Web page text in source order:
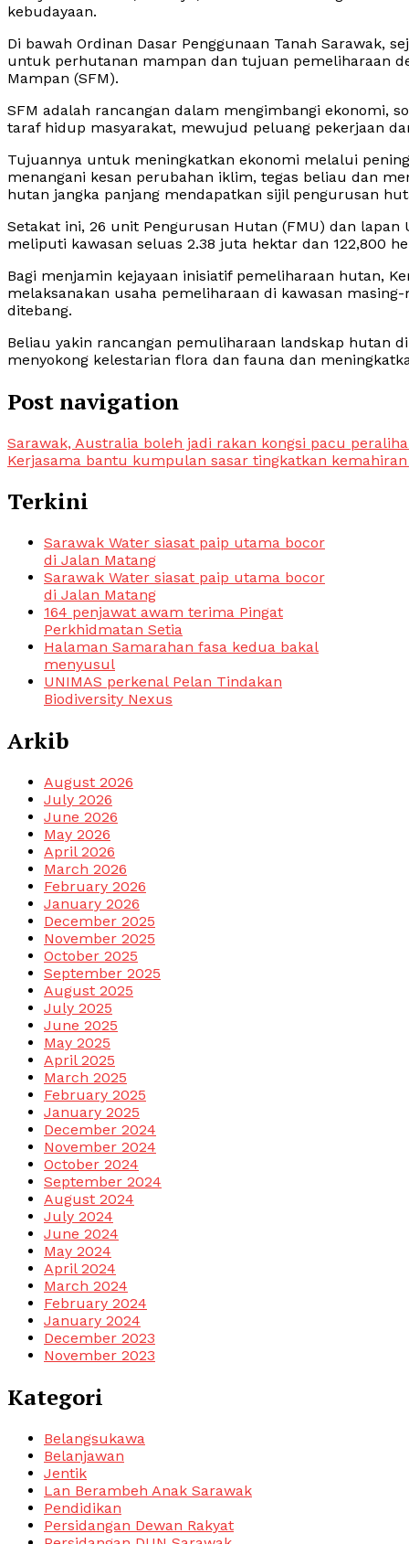
kebudayaan.
Di bawah Ordinan Dasar Penggunaan Tanah
untuk perhutanan mampan dan tujuan pemeliharaan
Mampan (SFM).
SFM adalah rancangan dalam mengimbangi ekonomi,
taraf hidup masyarakat, mewujud peluang pekerjaan
Tujuannya untuk meningkatkan ekonomi melalui
menangani kesan perubahan iklim, tegas beliau dan
hutan jangka panjang mendapatkan sijil pengurusan
Setakat ini, 26 unit Pengurusan Hutan (FMU) dan
meliputi kawasan seluas 2.38 juta hektar dan 122,800
Bagi menjamin kejayaan inisiatif pemeliharaan hutan,
melaksanakan usaha pemeliharaan di kawasan
ditebang.
Beliau yakin rancangan pemuliharaan landskap hutan
menyokong kelestarian flora dan fauna dan
Post navigation
Sarawak, Australia boleh jadi rakan kongsi pacu
Kerjasama bantu kumpulan sasar tingkatkan
Terkini
Sarawak Water siasat paip utama bocor
di Jalan Matang
Sarawak Water siasat paip utama bocor
di Jalan Matang
164 penjawat awam terima Pingat
Perkhidmatan Setia
Halaman Samarahan fasa kedua bakal
menyusul
UNIMAS perkenal Pelan Tindakan
Biodiversity Nexus
Arkib
August 2026
July 2026
June 2026
May 2026
April 2026
March 2026
February 2026
January 2026
December 2025
November 2025
October 2025
September 2025
August 2025
July 2025
June 2025
May 2025
April 2025
March 2025
February 2025
January 2025
December 2024
November 2024
October 2024
September 2024
August 2024
July 2024
June 2024
May 2024
April 2024
March 2024
February 2024
January 2024
December 2023
November 2023
Kategori
Belangsukawa
Belanjawan
Jentik
Lan Berambeh Anak Sarawak
Pendidikan
Persidangan Dewan Rakyat